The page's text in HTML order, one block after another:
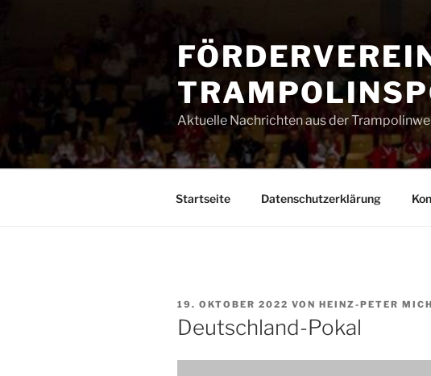
Aktuelle Nachrichten aus der
Startseite Datenschutzerklärung
VERÖFFENTLICHT
AM
19. OKTOBER 2022 VON HEINZ-PETER
Deutschland-Pokal